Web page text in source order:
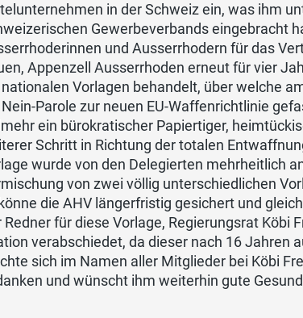
in der Schweiz ein, was ihm
Gewerbeverbands eingebracht
und Ausserrhodern für das
Appenzell Ausserrhoden erneut für vier
Vorlagen behandelt, über welche
Parole zur neuen EU-Waffenrichtlinie
ein bürokratischer Papiertiger,
Schritt in Richtung der totalen
wurde von den Delegierten mehrheitlich
von zwei völlig unterschiedlichen
die AHV längerfristig gesichert und
Redner für diese Vorlage, Regierungsrat Köbi
verabschiedet, da dieser nach 16 Jahren
sich im Namen aller Mitglieder bei Köbi
und wünscht ihm weiterhin gute